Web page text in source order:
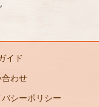
イド
合わせ
バシーポリシー